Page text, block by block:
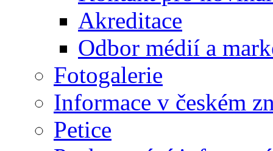
Akreditace
Odbor médií a
Fotogalerie
Informace v českém
Petice